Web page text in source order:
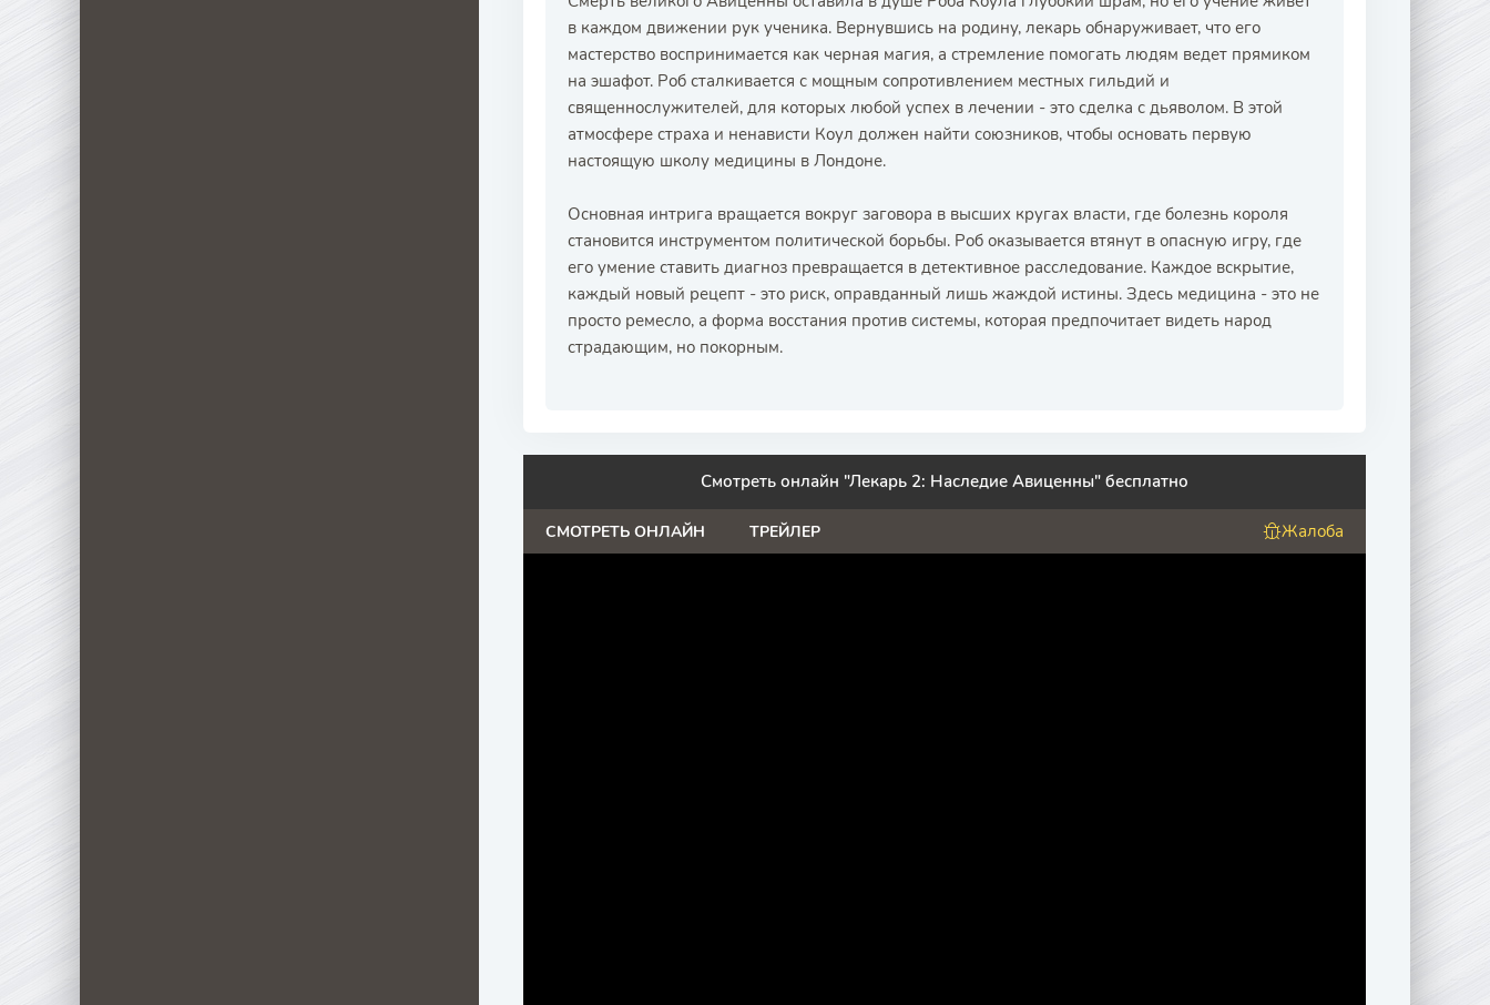
в каждом движении рук ученика. Вернувшись на родину, лекарь обнаруживает, что его
мастерство воспринимается как черная магия, а стремление помогать людям ведет прямиком
на эшафот. Роб сталкивается с мощным сопротивлением местных гильдий и
священнослужителей, для которых любой успех в лечении - это сделка с дьяволом. В этой
атмосфере страха и ненависти Коул должен найти союзников, чтобы основать первую
настоящую школу медицины в Лондоне.
Основная интрига вращается вокруг заговора в высших кругах власти, где болезнь короля
становится инструментом политической борьбы. Роб оказывается втянут в опасную игру, где
его умение ставить диагноз превращается в детективное расследование. Каждое вскрытие,
каждый новый рецепт - это риск, оправданный лишь жаждой истины. Здесь медицина - это не
просто ремесло, а форма восстания против системы, которая предпочитает видеть народ
страдающим, но покорным.
Смотреть онлайн "Лекарь 2: Наследие Авиценны" бесплатно
СМОТРЕТЬ ОНЛАЙН ТРЕЙЛЕР Жалоба